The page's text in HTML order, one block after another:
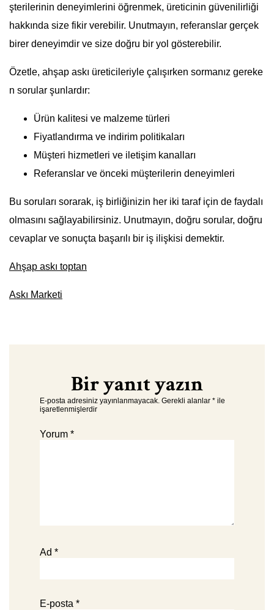
şterilerinin deneyimlerini öğrenmek, üreticinin güvenilirliği
hakkında size fikir verebilir. Unutmayın, referanslar gerçek
birer deneyimdir ve size doğru bir yol gösterebilir.
Özetle, ahşap askı üreticileriyle çalışırken sormanız gereke
n sorular şunlardır:
Ürün kalitesi ve malzeme türleri
Fiyatlandırma ve indirim politikaları
Müşteri hizmetleri ve iletişim kanalları
Referanslar ve önceki müşterilerin deneyimleri
Bu soruları sorarak, iş birliğinizin her iki taraf için de faydalı
olmasını sağlayabilirsiniz. Unutmayın, doğru sorular, doğru
cevaplar ve sonuçta başarılı bir iş ilişkisi demektir.
Ahşap askı toptan
Askı Marketi
Bir yanıt yazın
E-posta adresiniz yayınlanmayacak. Gerekli alanlar * ile
işaretlenmişlerdir
Yorum *
Ad *
E-posta *